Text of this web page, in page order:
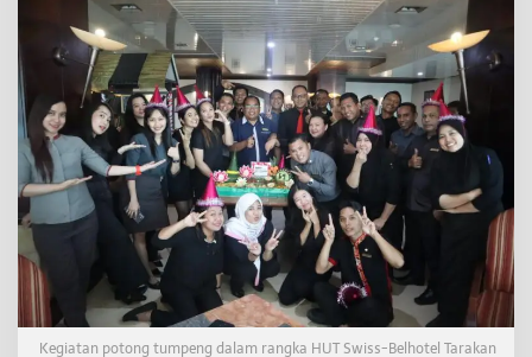
g
T
h
u
n
k
e
-
2
1
w
i
s
s
Kegiatan potong tumpeng dalam rangka HUT Swiss-Belhotel Tarakan